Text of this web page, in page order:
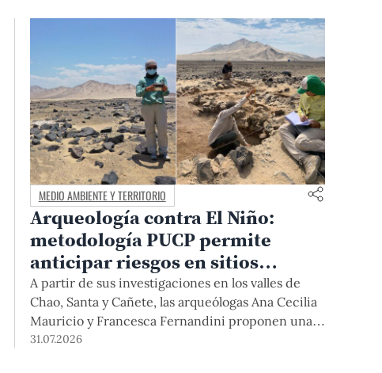
MEDIO AMBIENTE Y TERRITORIO
Arqueología contra El Niño:
metodología PUCP permite
anticipar riesgos en sitios
arqueológicos
A partir de sus investigaciones en los valles de
Chao, Santa y Cañete, las arqueólogas Ana Cecilia
Mauricio y Francesca Fernandini proponen una
herramienta de bajo costo que combina datos
31.07.2026